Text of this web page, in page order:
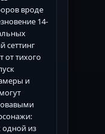
вроде
14-
сеттинг
от тихого
и
одной из